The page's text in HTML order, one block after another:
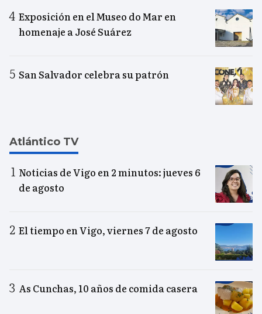
Exposición en el Museo do Mar en
homenaje a José Suárez
San Salvador celebra su patrón
Atlántico TV
Noticias de Vigo en 2 minutos: jueves 6
de agosto
El tiempo en Vigo, viernes 7 de agosto
As Cunchas, 10 años de comida casera